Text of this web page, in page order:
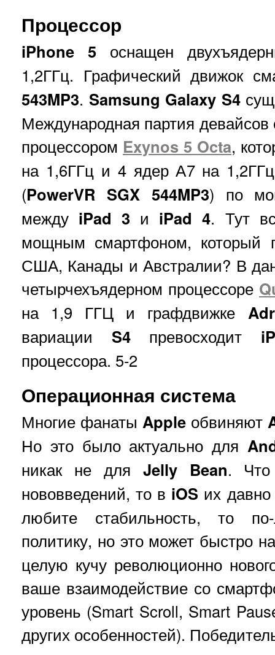
Процессор
iPhone 5оснащен
1,2ГГц. Графический движок
543MP3. Samsung Galaxy S4
Международная партия
процессором Exynos 5 Octa,
на 1,6ГГц и 4 ядер А7 на
(PowerVR SGX 544MP3) по
между iPad 3 и iPad 4. Тут
мощным смартфоном, который
США, Канады и Австралии? В
четырчехъядерном процессоре
на 1,9 ГГЦ и графдвижке
вариации S4превосходит
процессора. 5-2
Операционная система
Многие фанаты Apple обвиняют
Но это было актуально для
никак не для Jelly Bean. Что
нововведений, то в iOS их
любите стабильность, то
политику, но это может быстро
целую кучу революционно
ваше взаимодействие со
уровень (Smart Scroll, Smart
других особенностей).